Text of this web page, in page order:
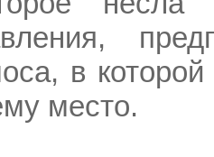
в
место.